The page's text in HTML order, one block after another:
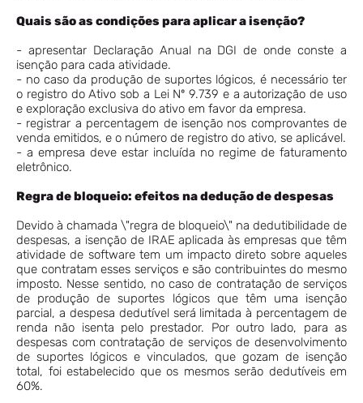
Quais são as condições para aplicar a isenção?
- apresentar Declaração Anual na DGI de onde conste a
isenção para cada atividade.
- no caso da produção de suportes lógicos, é necessário ter
o registro do Ativo sob a Lei Nº 9.739 e a autorização de uso
e exploração exclusiva do ativo em favor da empresa.
- registrar a percentagem de isenção nos comprovantes de
venda emitidos, e o número de registro do ativo, se aplicável.
- a empresa deve estar incluída no regime de faturamento
eletrônico.
Regra de bloqueio: efeitos na dedução de despesas
Devido à chamada \"regra de bloqueio\" na dedutibilidade de
despesas, a isenção de IRAE aplicada às empresas que têm
atividade de software tem um impacto direto sobre aqueles
que contratam esses serviços e são contribuintes do mesmo
imposto. Nesse sentido, no caso de contratação de serviços
de produção de suportes lógicos que têm uma isenção
parcial, a despesa dedutível será limitada à percentagem de
renda não isenta pelo prestador. Por outro lado, para as
despesas com contratação de serviços de desenvolvimento
de suportes lógicos e vinculados, que gozam de isenção
total, foi estabelecido que os mesmos serão dedutíveis em
60%.